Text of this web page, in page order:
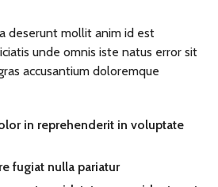
deserunt mollit anim id est
unde omnis iste natus error sit
accusantium doloremque
in reprehenderit in voluptate
fugiat nulla pariatur